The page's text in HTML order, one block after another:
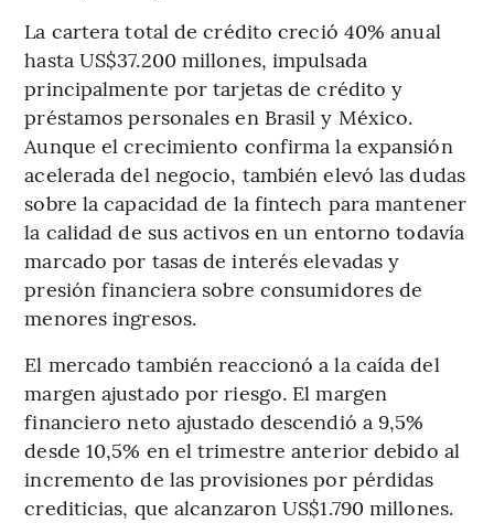
La cartera total de crédito creció 40% anual
hasta US$37.200 millones, impulsada
principalmente por tarjetas de crédito y
préstamos personales en Brasil y México.
Aunque el crecimiento confirma la expansión
acelerada del negocio, también elevó las dudas
sobre la capacidad de la fintech para mantener
la calidad de sus activos en un entorno todavía
marcado por tasas de interés elevadas y
presión financiera sobre consumidores de
menores ingresos.
El mercado también reaccionó a la caída del
margen ajustado por riesgo. El margen
financiero neto ajustado descendió a 9,5%
desde 10,5% en el trimestre anterior debido al
incremento de las provisiones por pérdidas
crediticias, que alcanzaron US$1.790 millones.